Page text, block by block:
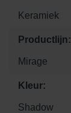
Keramiek
Productlijn:
Mirage
Kleur:
Shadow